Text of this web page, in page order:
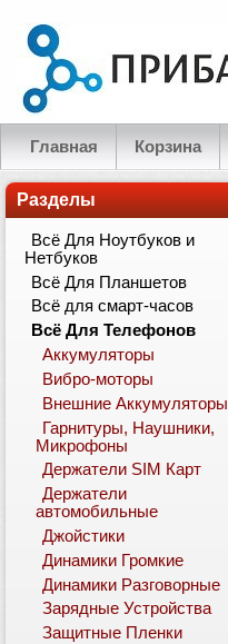
Главная Корзина
Разделы
Всё Для Ноутбуков и
Нетбуков
Всё Для Планшетов
Всё для смарт-часов
Всё Для Телефонов
Аккумуляторы
Вибро-моторы
Внешние Аккумуляторы
Гарнитуры, Наушники,
Микрофоны
Держатели SIM Карт
Держатели
автомобильные
Джойстики
Динамики Громкие
Динамики Разговорные
Зарядные Устройства
Защитные Пленки